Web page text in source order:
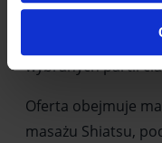
urządzenia marki
przeznaczone do
wybranych partii
Oferta obejmuje
masażu Shiatsu,